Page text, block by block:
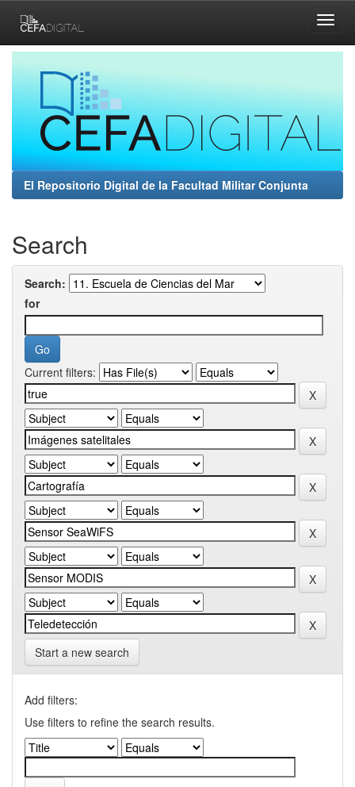
navigation
El Repositorio Digital de la Facultad Militar Conjunta
Search
Search:
for
Current filters:
Start a new search
Add filters:
Use filters to refine the search results.